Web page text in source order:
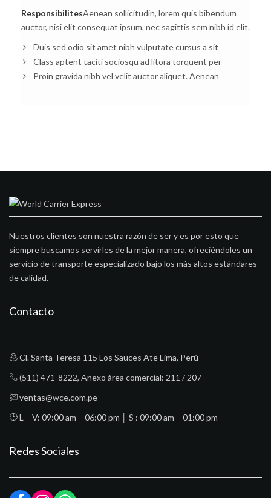
ResponsibilitesAenean sollicitudin, lorem quis bibendum
auctor, nisi elit consequat ipsum, nec sagittis sem nibh id elit.
Duis sed odio sit amet nibh vulputate cursus a sit
Class aptent taciti sociosqu ad litora torquent per
Proin gravida nibh vel velit auctor aliquet. Aenean
Nuestros clientes son nuestra razón de ser y es por esto que
siempre buscamos servirles de la mejor manera, ofreciéndoles un
servicio de transporte especializado bajo los más altos estándares
de calidad.
Contacto
Cl. Santa Teresa 115 Los Sauces Ate Lima, Perú
(511) 471-8222, Anexo área comercial: 211 / 207
ventas@wce.com.pe
L – V: 09:00 am – 06:00 pm │ S : 09:00 am – 01:00 pm
Redes Sociales